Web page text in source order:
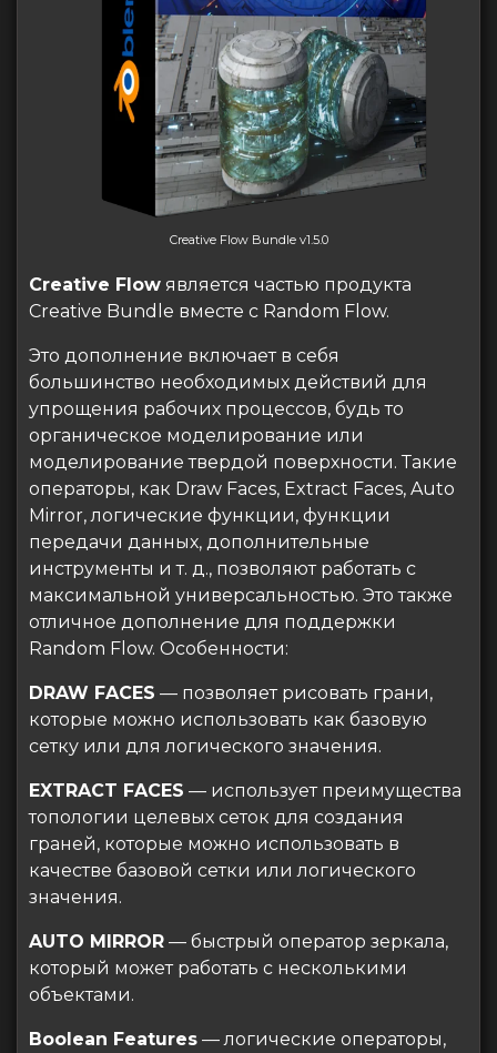
Creative Flow Bundle v1.5.0
Creative Flow является частью продукта
Creative Bundle вместе с Random Flow.
Это дополнение включает в себя
большинство необходимых действий для
упрощения рабочих процессов, будь то
органическое моделирование или
моделирование твердой поверхности. Такие
операторы, как Draw Faces, Extract Faces, Auto
Mirror, логические функции, функции
передачи данных, дополнительные
инструменты и т. д., позволяют работать с
максимальной универсальностью. Это также
отличное дополнение для поддержки
Random Flow. Особенности:
DRAW FACES — позволяет рисовать грани,
которые можно использовать как базовую
сетку или для логического значения.
EXTRACT FACES — использует преимущества
топологии целевых сеток для создания
граней, которые можно использовать в
качестве базовой сетки или логического
значения.
AUTO MIRROR — быстрый оператор зеркала,
который может работать с несколькими
объектами.
Boolean Features — логические операторы,